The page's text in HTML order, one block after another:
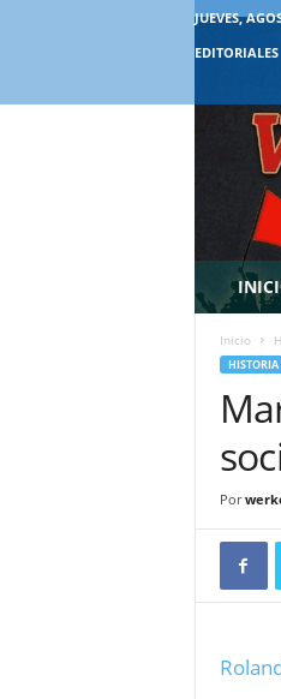
JUEVES,
EDITORIALES
Inicio
HISTORIA
Por